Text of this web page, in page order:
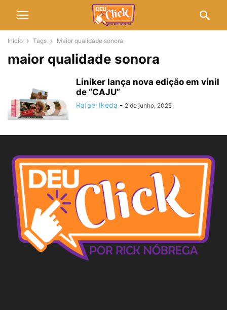
Início Tags Maior qualidade sonora
maior qualidade sonora
Liniker lança nova edição em vinil
de “CAJU”
Rafael Ikeda - 2 de junho, 2025